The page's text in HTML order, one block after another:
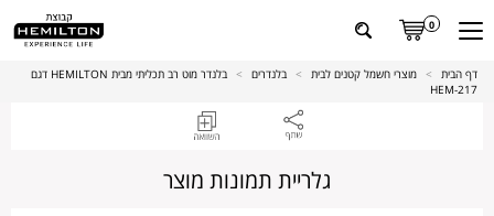
0
דף הבית > מוצרי חשמל קטנים לבית > בלנדרים >
בלנדר מוט רב תכליתי מבית HEMILTON דגם
217-HEM
גלריית תמונות מוצר